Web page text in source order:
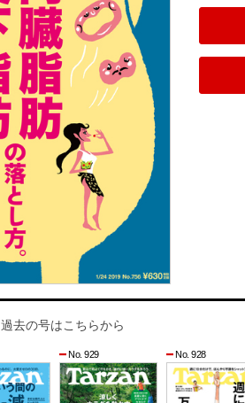
過去の号はこちらから
No. 929 No. 928